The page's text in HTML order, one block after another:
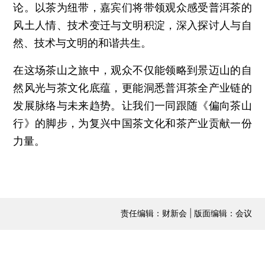
论。以茶为纽带，嘉宾们将带领观众感受普洱茶的
风土人情、技术变迁与文明积淀，深入探讨人与自
然、技术与文明的和谐共生。
在这场茶山之旅中，观众不仅能领略到景迈山的自
然风光与茶文化底蕴，更能洞悉普洱茶全产业链的
发展脉络与未来趋势。让我们一同跟随《偏向茶山
行》的脚步，为复兴中国茶文化和茶产业贡献一份
力量。
责任编辑：财新会 | 版面编辑：会议